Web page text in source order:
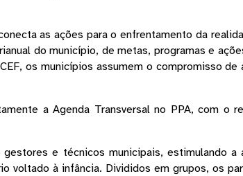
as ações para o enfrentamento da
do município, de metas, programas e
os municípios assumem o compromisso de
a Agenda Transversal no PPA, com o
e técnicos municipais, estimulando a
voltado à infância. Divididos em grupos, os